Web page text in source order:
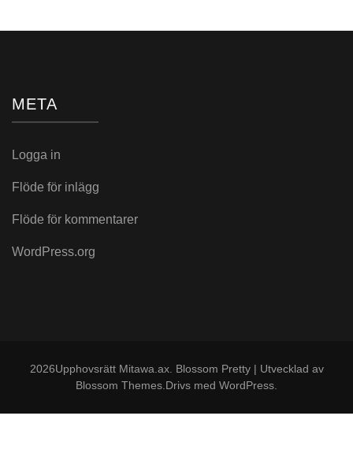
META
Logga in
Flöde för inlägg
Flöde för kommentarer
WordPress.org
2026Upphovsrätt Mitawa.ax. Blossom Pretty | Utvecklad av
Blossom Themes .Drivs med WordPress